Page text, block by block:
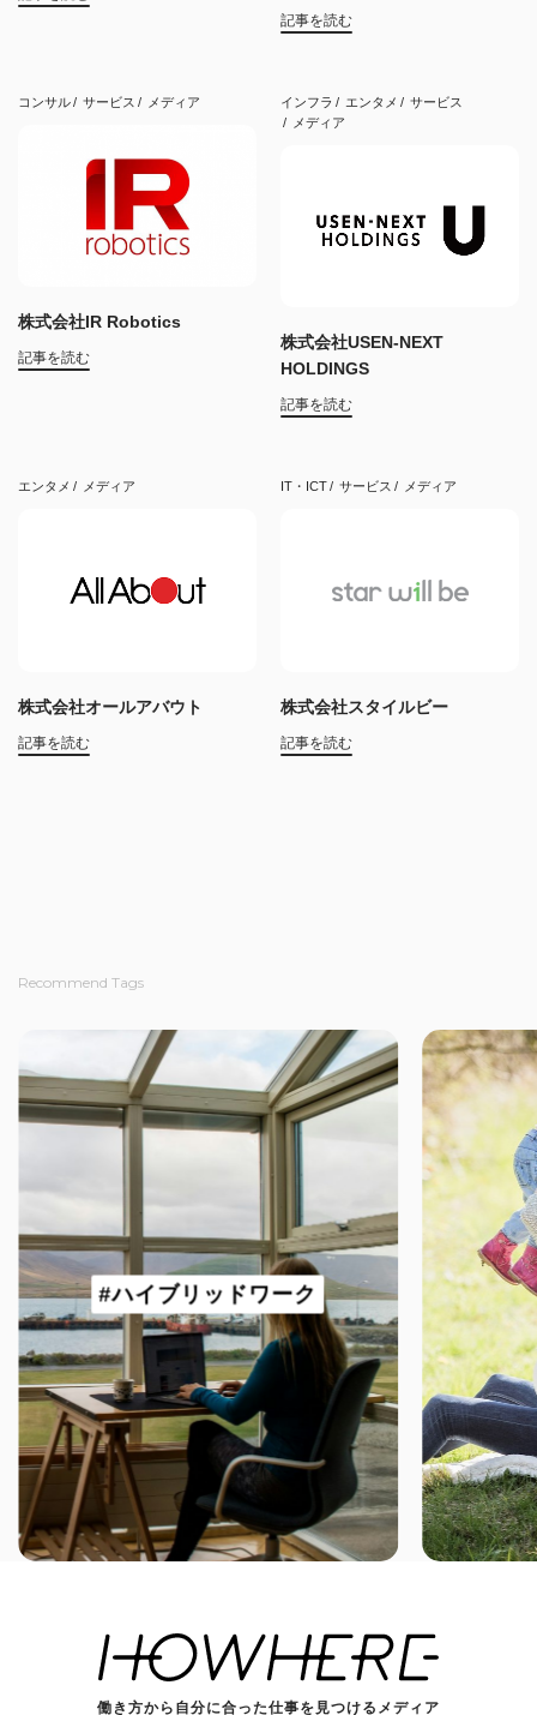
記事を読む
コンサル サービス メディア
株式会社IR Robotics
記事を読む
インフラ エンタメ
サービス
メディア
株式会社USEN-NEXT
HOLDINGS
記事を読む
エンタメ メディア
株式会社オールアバウト
記事を読む
IT・ICT サービス メディア
株式会社スタイルビー
記事を読む
Recommend Tags
#ハイブリッドワーク
働き方から自分に合った仕事を見つけるメディア